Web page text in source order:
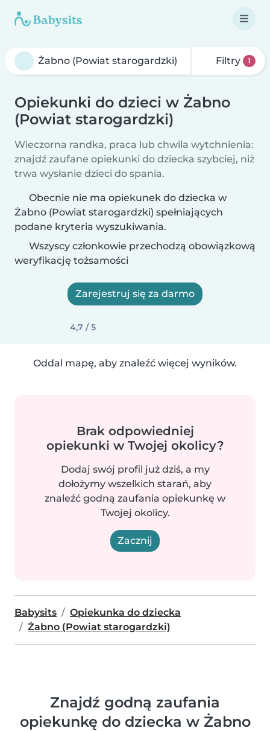
Filtry 1
Opiekunki do dzieci w Żabno
(Powiat starogardzki)
Wieczorna randka, praca lub chwila wytchnienia:
znajdź zaufane opiekunki do dziecka szybciej, niż
trwa wysłanie dzieci do spania.
Obecnie nie ma opiekunek do dziecka w
Żabno (Powiat starogardzki) spełniających
podane kryteria wyszukiwania.
Wszyscy członkowie przechodzą obowiązkową
weryfikację tożsamości
Zarejestruj się za darmo
4,7 / 5
Oddal mapę, aby znaleźć więcej wyników.
Brak odpowiedniej
opiekunki w Twojej okolicy?
Dodaj swój profil już dziś, a my
dołożymy wszelkich starań, aby
znaleźć godną zaufania opiekunkę w
Twojej okolicy.
Zacznij
Babysits
Opiekunka do dziecka
Żabno (Powiat starogardzki)
Znajdź godną zaufania
opiekunkę do dziecka w Żabno